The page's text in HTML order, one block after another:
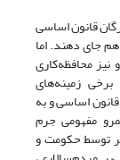
قانون اساسی
جای دهند. اما
محافظه‌کاری
زمینه‌های
اساسی و به
مفهومی جرم
توسط حکومت و